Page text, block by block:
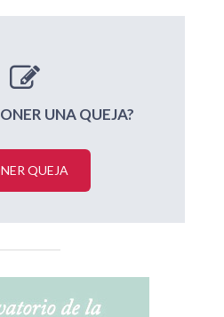
UNA QUEJA?
QUEJA